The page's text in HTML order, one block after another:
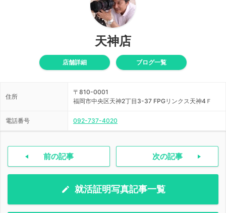
天神店
店舗詳細 ブログ一覧
住所
〒810-0001
福岡市中央区天神2丁目3-37 FPGリンクス天神4Ｆ
電話番号 092-737-4020
前の記事 次の記事
就活証明写真記事一覧